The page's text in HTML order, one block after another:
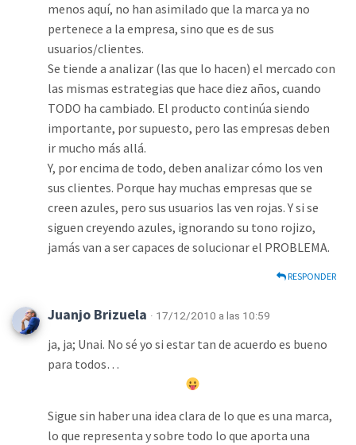
menos aquí, no han asimilado que la marca ya no
pertenece a la empresa, sino que es de sus
usuarios/clientes.
Se tiende a analizar (las que lo hacen) el mercado con
las mismas estrategias que hace diez años, cuando
TODO ha cambiado. El producto continúa siendo
importante, por supuesto, pero las empresas deben
ir mucho más allá.
Y, por encima de todo, deben analizar cómo los ven
sus clientes. Porque hay muchas empresas que se
creen azules, pero sus usuarios las ven rojas. Y si se
siguen creyendo azules, ignorando su tono rojizo,
jamás van a ser capaces de solucionar el PROBLEMA.
RESPONDER
Juanjo Brizuela · 17/12/2010 a las 10:59
ja, ja; Unai. No sé yo si estar tan de acuerdo es bueno
para todos…
Sigue sin haber una idea clara de lo que es una marca,
lo que representa y sobre todo lo que aporta una